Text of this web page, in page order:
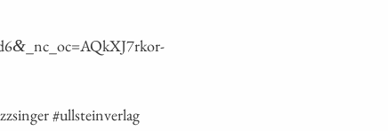
& _nc_oc=AQkXJ7rkor-